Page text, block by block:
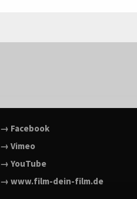
→ Facebook
→ Vimeo
→ YouTube
→ www.film-dein-film.de